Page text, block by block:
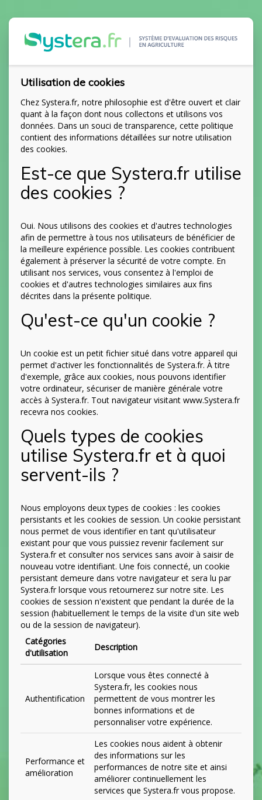
Utilisation de cookies
Chez Systera.fr, notre philosophie est d'être ouvert et clair
quant à la façon dont nous collectons et utilisons vos
données. Dans un souci de transparence, cette politique
contient des informations détaillées sur notre utilisation
des cookies.
Est-ce que Systera.fr utilise
des cookies ?
Oui. Nous utilisons des cookies et d'autres technologies
afin de permettre à tous nos utilisateurs de bénéficier de
la meilleure expérience possible. Les cookies contribuent
également à préserver la sécurité de votre compte. En
utilisant nos services, vous consentez à l'emploi de
cookies et d'autres technologies similaires aux fins
décrites dans la présente politique.
Qu'est-ce qu'un cookie ?
Un cookie est un petit fichier situé dans votre appareil qui
permet d'activer les fonctionnalités de Systera.fr. À titre
d'exemple, grâce aux cookies, nous pouvons identifier
votre ordinateur, sécuriser de manière générale votre
accès à Systera.fr. Tout navigateur visitant www.Systera.fr
recevra nos cookies.
Quels types de cookies
utilise Systera.fr et à quoi
servent-ils ?
Nous employons deux types de cookies : les cookies
persistants et les cookies de session. Un cookie persistant
nous permet de vous identifier en tant qu'utilisateur
existant pour que vous puissiez revenir facilement sur
Systera.fr et consulter nos services sans avoir à saisir de
nouveau votre identifiant. Une fois connecté, un cookie
persistant demeure dans votre navigateur et sera lu par
Systera.fr lorsque vous retournerez sur notre site. Les
cookies de session n'existent que pendant la durée de la
session (habituellement le temps de la visite d'un site web
ou de la session de navigateur).
Catégories
d'utilisation
Description
Authentification
Lorsque vous êtes connecté à
Systera.fr, les cookies nous
permettent de vous montrer les
bonnes informations et de
personnaliser votre expérience.
Performance et
amélioration
Les cookies nous aident à obtenir
des informations sur les
performances de notre site et ainsi
améliorer continuellement les
services que Systera.fr vous propose.